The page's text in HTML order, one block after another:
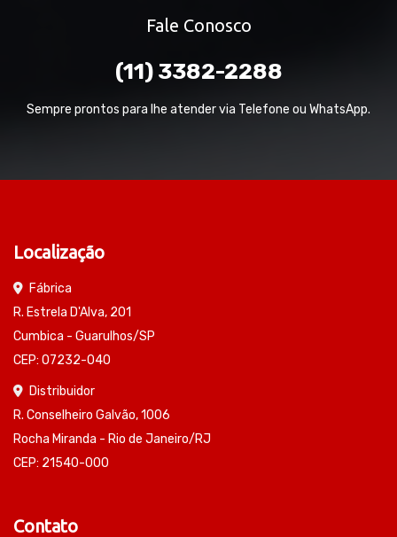
Fale Conosco
(11) 3382-2288
Sempre prontos para lhe atender via Telefone ou WhatsApp.
Localização
Fábrica
R. Estrela D'Alva, 201
Cumbica - Guarulhos/SP
CEP: 07232-040
Distribuidor
R. Conselheiro Galvão, 1006
Rocha Miranda - Rio de Janeiro/RJ
CEP: 21540-000
Contato